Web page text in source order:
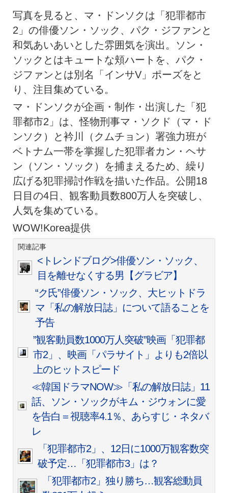
写真を見ると、マ・ドンソクは「犯罪都市
2」の俳優ソン・ソック、パク・ジファンと
和気あいあいとした雰囲気を演出。ソン・
ソックとはキュートな頬ハートを、パク・
ジファンとは別名「インサV」ポーズをと
り、注目集めている。
マ・ドンソクが企画・制作・出演した「犯
罪都市2」は、怪物刑事マ・ソクド（マ・ド
ンソク）と衿川（クムチョン）署強力班が
ベトナム一帯を掌握した犯罪者カン・ヘサ
ン（ソン・ソック）を捕まえるため、繰り
広げる犯罪掃討作戦を描いた作品。公開18
日目の4日、観客動員数800万人を突破し、
人気を集めている。
WOW!Korea提供
関連記事
<トレンドブログ>俳優ソン・ソック、
目を離せなくする男【グラビア】
“ク氏”俳優ソン・ソック、大ヒットドラ
マ「私の解放日誌」について語ることを
予告
”観客動員数1000万人突破”映画「犯罪都
市2」、映画「パラサイト」よりも2倍以
上のヒットスピード
≪韓国ドラマNOW≫「私の解放日誌」11
話、ソン・ソックがキム・ジウォンに愛
を告白＝視聴率4.1％、あらすじ・ネタバ
レ
「犯罪都市2」、12日に1000万観客数突
破予定…「犯罪都市3」は？
「犯罪都市2」独り勝ち…観客総動員